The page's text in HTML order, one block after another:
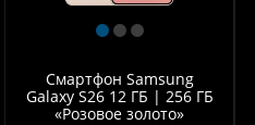
Смартфон Samsung
Galaxy S26 12 ГБ | 256 ГБ
«Розовое золото»